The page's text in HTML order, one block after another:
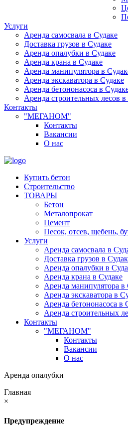
Услуги
Аренда самосвала в Судаке
Доставка грузов в Судаке
Аренда опалубки в Судаке
Аренда крана в Судаке
Аренда манипулятора в
Аренда экскаватора в Судаке
Аренда бетононасоса в
Аренда строительных лесов в
Контакты
"МЕГАНОМ"
Контакты
Вакансии
О нас
Купить бетон
Строительство
ТОВАРЫ
Бетон
Металопрокат
Цемент
Песок, отсев, щебень,
Услуги
Аренда самосвала в
Доставка грузов в
Аренда опалубки в
Аренда крана в Судаке
Аренда манипулятора в
Аренда экскаватора в
Аренда бетононасоса в
Аренда строительных
Контакты
"МЕГАНОМ"
Контакты
Вакансии
О нас
Аренда опалубки
Главная
×
Предупреждение